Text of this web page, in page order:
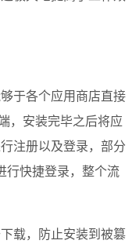
于各个应用商店直接
，安装完毕之后将应
注册以及登录，部分
行快捷登录，整个流
载，防止安装到被篡